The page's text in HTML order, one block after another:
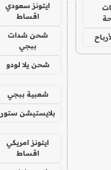
ايتونز سعودي
اقساط
شحن شدات
ببجي
شحن يلا لودو
شعبية ببجي
بلايستيشن ستور
ايتونز امريكي
اقساط